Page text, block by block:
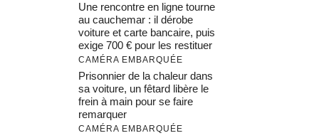
Une rencontre en ligne tourne
au cauchemar : il dérobe
voiture et carte bancaire, puis
exige 700 € pour les restituer
CAMÉRA EMBARQUÉE
Prisonnier de la chaleur dans
sa voiture, un fêtard libère le
frein à main pour se faire
remarquer
CAMÉRA EMBARQUÉE